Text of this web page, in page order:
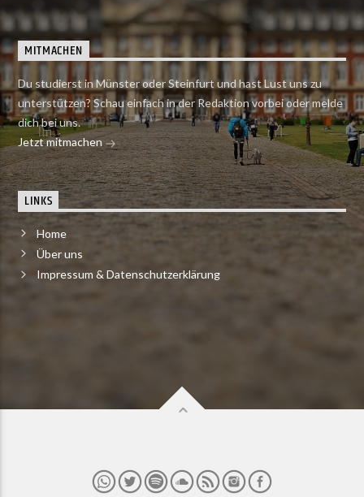
MITMACHEN
Du studierst in Münster oder Steinfurt und hast Lust uns zu
unterstützen? Schau einfach in der Redaktion vorbei oder melde
dich bei uns.
Jetzt mitmachen
LINKS
Home
Über uns
Impressum & Datenschutzerklärung